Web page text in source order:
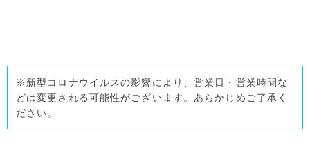
※新型コロナウイルスの影響により、営業日・営業時間な
どは変更される可能性がございます。あらかじめご了承く
ださい。